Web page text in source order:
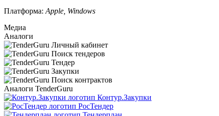
Платформа: Apple, Windows
Медиа
Аналоги
Аналоги TenderGuru
Контур.Закупки
РосТендер